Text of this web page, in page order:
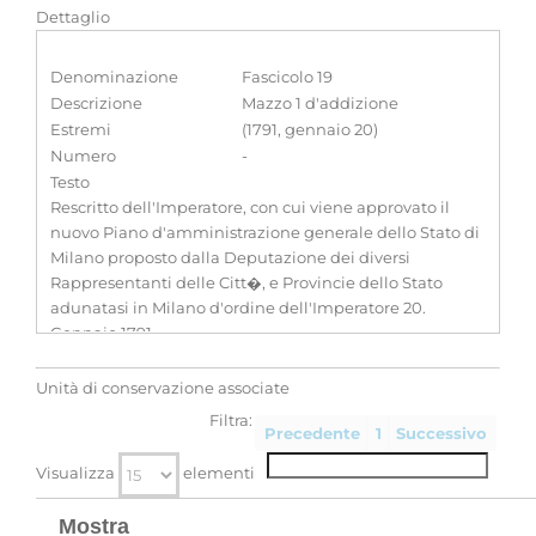
Dettaglio
Denominazione
Fascicolo 19
Descrizione
Mazzo 1 d'addizione
Estremi
(1791, gennaio 20)
Numero
-
Testo
Rescritto dell'Imperatore, con cui viene approvato il
nuovo Piano d'amministrazione generale dello Stato di
Milano proposto dalla Deputazione dei diversi
Rappresentanti delle Citt�, e Provincie dello Stato
adunatasi in Milano d'ordine dell'Imperatore 20.
Gennajo 1791
Unità di conservazione associate
Precedente 1 Successivo
Visualizza elementi
Filtra:
Mostra